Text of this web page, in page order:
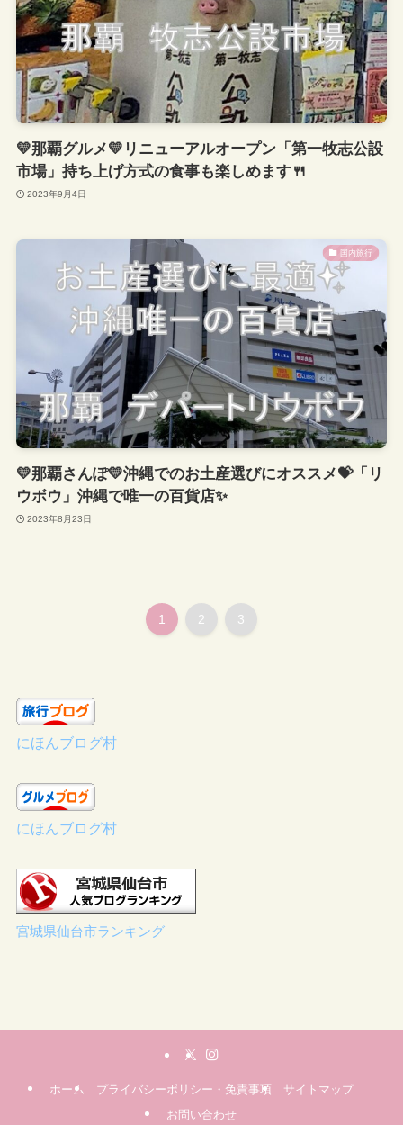
💛那覇グルメ💛リニューアルオープン「第一牧志公設
市場」持ち上げ方式の食事も楽しめます🍴
2023年9月4日
国内旅行
💛那覇さんぽ💛沖縄でのお土産選びにオススメ💝「リ
ウボウ」沖縄で唯一の百貨店✨
2023年8月23日
1 2 3
にほんブログ村
にほんブログ村
宮城県仙台市ランキング
ホーム プライバシーポリシー・免責事項
サイトマップ
お問い合わせ